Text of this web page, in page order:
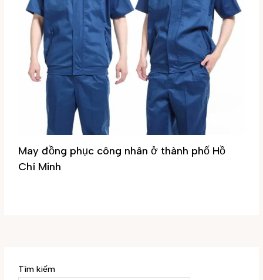
May đồng phục công nhân ở thành phố Hồ
Chí Minh
Tìm kiếm